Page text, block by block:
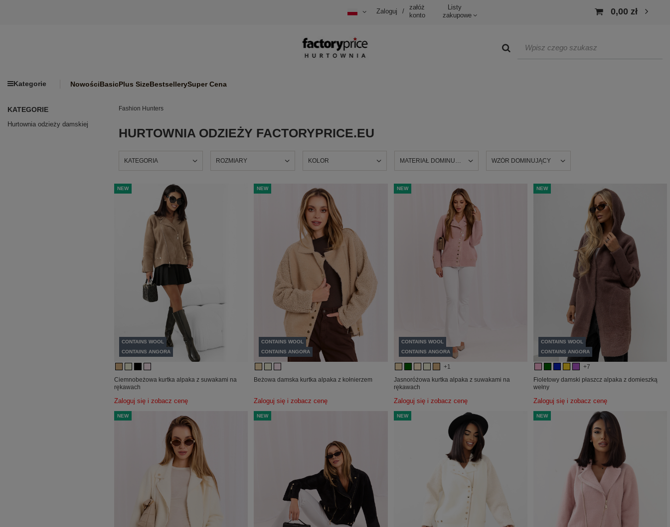
Zaloguj /
załóż
konto
Listy
zakupowe
0,00 zł
Kategorie NowościBasicPlus SizeBestsellerySuper Cena
KATEGORIE
Hurtownia odzieży damskiej
Fashion Hunters
HURTOWNIA ODZIEŻY FACTORYPRICE.EU
KATEGORIA ROZMIARY KOLOR MATERIAŁ DOMINUJĄCY WZÓR DOMINUJĄCY
NEW
CONTAINS WOOL
CONTAINS ANGORA
Ciemnobeżowa kurtka alpaka z suwakami na
rękawach
Zaloguj się i zobacz cenę
NEW
CONTAINS WOOL
CONTAINS ANGORA
Beżowa damska kurtka alpaka z kołnierzem
Zaloguj się i zobacz cenę
NEW
CONTAINS WOOL
CONTAINS ANGORA
+1
Jasnoróżowa kurtka alpaka z suwakami na
rękawach
Zaloguj się i zobacz cenę
NEW
CONTAINS WOOL
CONTAINS ANGORA
+7
Fioletowy damski płaszcz alpaka z domieszką
wełny
Zaloguj się i zobacz cenę
NEW NEW NEW NEW